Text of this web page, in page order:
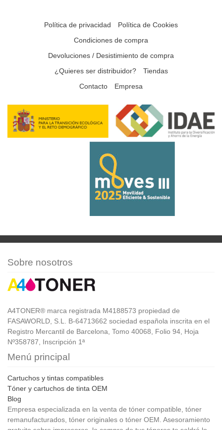
Política de privacidad
Política de Cookies
Condiciones de compra
Devoluciones / Desistimiento de compra
¿Quieres ser distribuidor?
Tiendas
Contacto
Empresa
Sobre nosotros
A4TONER® marca registrada M4188573 propiedad de
FASAWORLD, S.L. B-64713662 sociedad española inscrita en el
Registro Mercantil de Barcelona, Tomo 40068, Folio 94, Hoja
Nº358787, Inscripción 1ª
Menú principal
Cartuchos y tintas compatibles
Tóner y cartuchos de tinta OEM
Blog
Empresa especializada en la venta de tóner compatible, tóner
remanufacturados, tóner originales o tóner OEM. Asesoramiento